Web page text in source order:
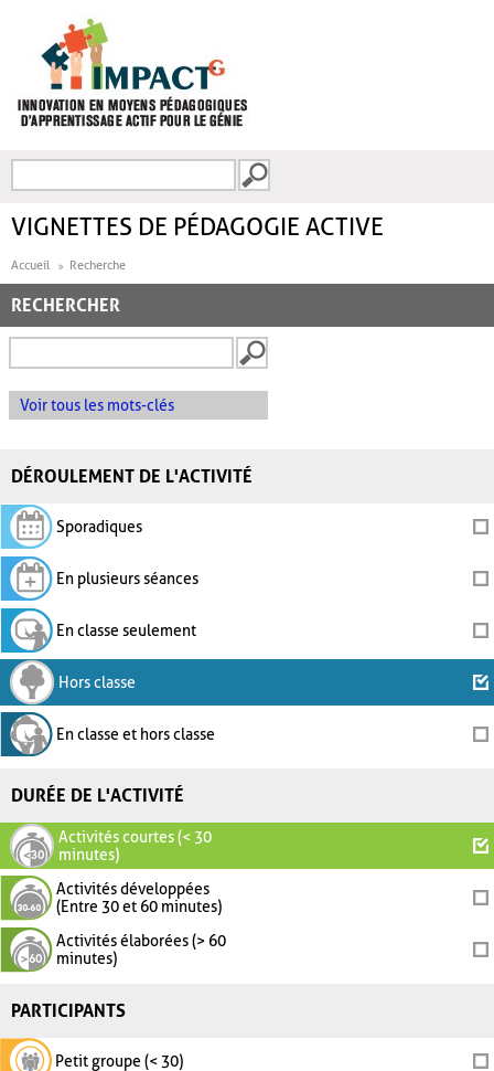
FORMULAIRE DE
VIGNETTES DE PÉDAGOGIE ACTIVE
Accueil Recherche
RECHERCHER
Voir tous les mots-clés
DÉROULEMENT DE L'ACTIVITÉ
Sporadiques
En plusieurs séances
En classe seulement
Hors classe
En classe et hors classe
DURÉE DE L'ACTIVITÉ
Activités courtes (< 30
minutes)
Activités développées
(Entre 30 et 60 minutes)
Activités élaborées (> 60
minutes)
PARTICIPANTS
Petit groupe (< 30)